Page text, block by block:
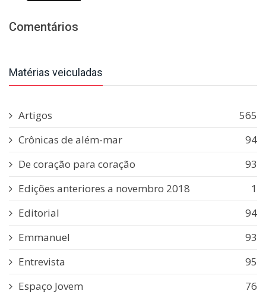
Comentários
Matérias veiculadas
Artigos
565
Crônicas de além-mar
94
De coração para coração
93
Edições anteriores a novembro 2018
1
Editorial
94
Emmanuel
93
Entrevista
95
Espaço Jovem
76